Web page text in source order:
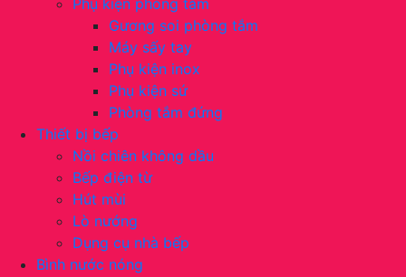
Phụ kiện phòng tắm
Gương soi phòng tắm
Máy sấy tay
Phụ kiện inox
Phụ kiện sứ
Phòng tắm đứng
Thiết bị bếp
Nồi chiên không dầu
Bếp điện từ
Hút mùi
Lò nướng
Dụng cụ nhà bếp
Bình nước nóng